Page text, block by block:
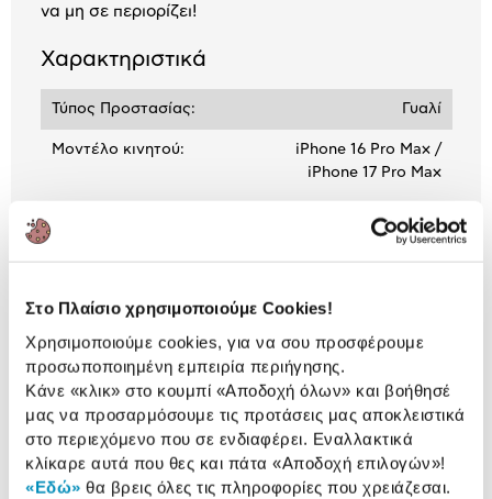
Στο Πλαίσιο χρησιμοποιούμε Cookies!
Χρησιμοποιούμε cookies, για να σου προσφέρουμε
προσωποποιημένη εμπειρία περιήγησης.
Κάνε «κλικ» στο κουμπί «Αποδοχή όλων» και βοήθησέ
μας να προσαρμόσουμε τις προτάσεις μας αποκλειστικά
στο περιεχόμενο που σε ενδιαφέρει. Εναλλακτικά
κλίκαρε αυτά που θες και πάτα «Αποδοχή επιλογών»!
«Εδώ» θα βρεις όλες τις πληροφορίες που χρειάζεσαι.
να μη σε περιορίζει!
Χαρακτηριστικά
Τύπος Προστασίας: Γυαλί
Μοντέλο κινητού:
iPhone 16 Pro Max /
iPhone 17 Pro Max
Αναλυτική
παρουσίαση
Προδιαγραφές
προϊόντος
Χαρακτηριστικά
Αξιολογήσεις
Αξιολογήσεις